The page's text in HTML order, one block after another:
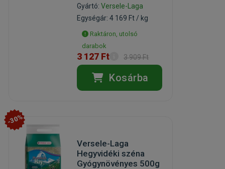
Gyártó:Versele-Laga
Egységár: 4 169 Ft / kg
Raktáron, utolsó
darabok
3 127 Ft 3 909 Ft
Kosárba
-30%
Versele-Laga
Hegyvidéki széna
Gyógynövényes 500g